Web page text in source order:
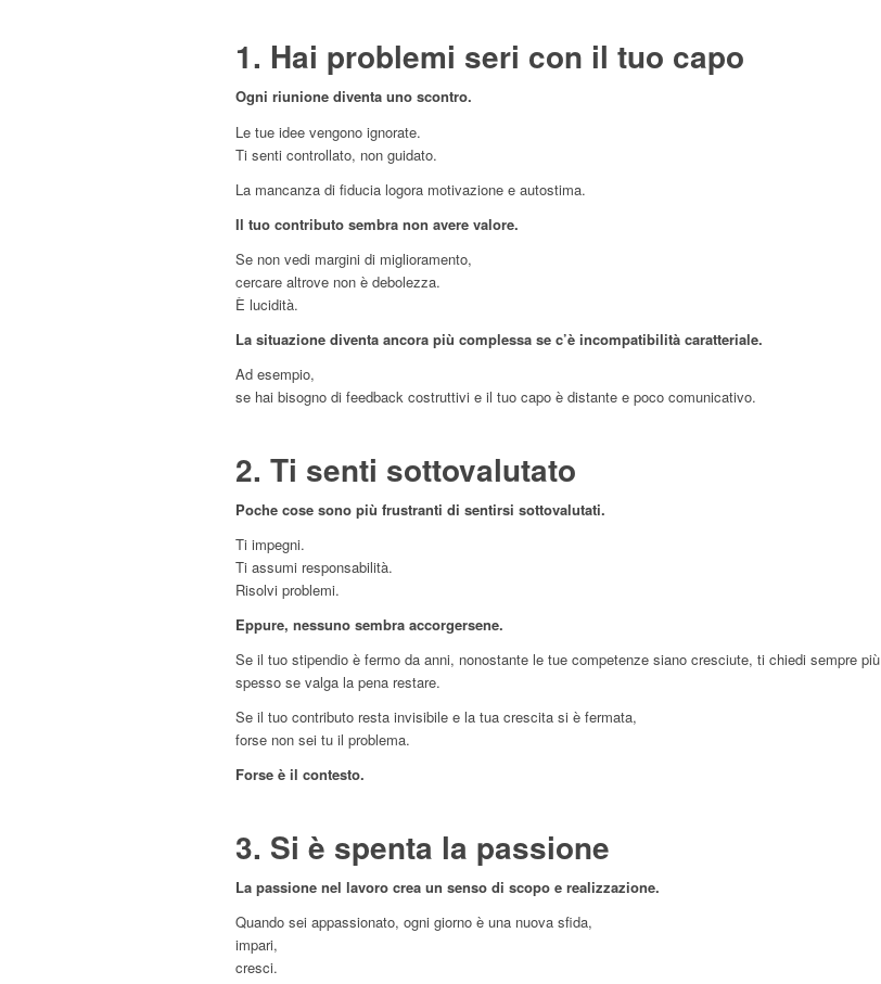
1. Hai problemi seri con il tuo capo
Ogni riunione diventa uno scontro.
Le tue idee vengono ignorate.
Ti senti controllato, non guidato.
La mancanza di fiducia logora motivazione e autostima.
Il tuo contributo sembra non avere valore.
Se non vedi margini di miglioramento,
cercare altrove non è debolezza.
È lucidità.
La situazione diventa ancora più complessa se c’è incompatibilità caratteriale.
Ad esempio,
se hai bisogno di feedback costruttivi e il tuo capo è distante e poco comunicativo.
2. Ti senti sottovalutato
Poche cose sono più frustranti di sentirsi sottovalutati.
Ti impegni.
Ti assumi responsabilità.
Risolvi problemi.
Eppure, nessuno sembra accorgersene.
Se il tuo stipendio è fermo da anni, nonostante le tue competenze siano cresciute, ti chiedi sempre più
spesso se valga la pena restare.
Se il tuo contributo resta invisibile e la tua crescita si è fermata,
forse non sei tu il problema.
Forse è il contesto.
3. Si è spenta la passione
La passione nel lavoro crea un senso di scopo e realizzazione.
Quando sei appassionato, ogni giorno è una nuova sfida,
impari,
cresci.